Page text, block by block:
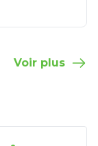
Voir plus